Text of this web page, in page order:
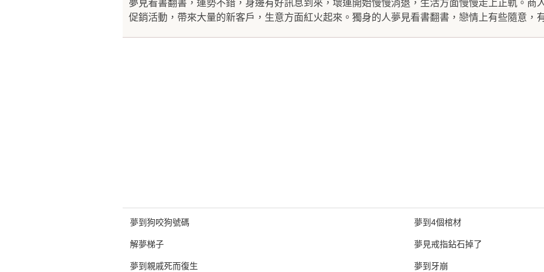
夢見看書翻書，運勢不錯，身邊有好訊息到來，壞運開始慢慢消退，生活方面慢慢走上正軌。商
促銷活動，帶來大量的新客戶，生意方面紅火起來。獨身的人夢見看書翻書，戀情上有些隨意，
夢到狗咬狗號碼
解夢梯子
夢到親戚死而復生
夢到4個棺材
夢見戒指鉆石掉了
夢到牙崩